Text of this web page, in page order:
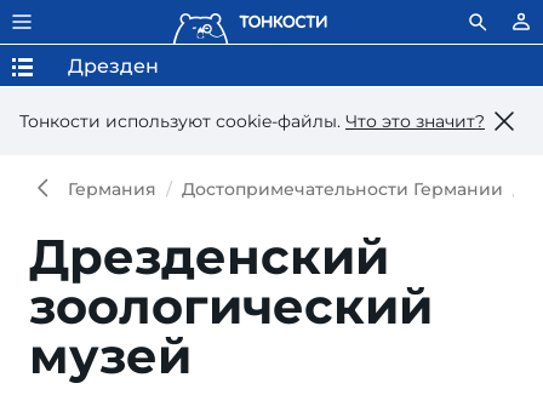
Тонкости используют сookie-файлы. Что это значит?
Дрезден
Германия Достопримечательности Германии
Дрезденский
зоологический
музей